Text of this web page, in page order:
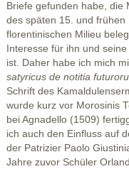
Briefe gefunden habe, die
des späten 15. und
florentinischen Milieu
Interesse für ihn und
ist. Daher habe ich mich
satyricus de notitia
Schrift des
wurde kurz vor Morosinis
bei Agnadello (1509)
ich auch den Einfluss auf
der Patrizier Paolo
Jahre zuvor Schüler